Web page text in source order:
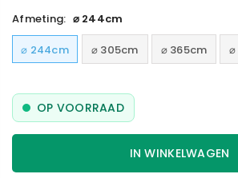
prijs
Afmeting: ⌀ 244cm
⌀ 244cm ⌀ 305cm ⌀ 365cm
OP VOORRAAD
IN WINKELWAGEN